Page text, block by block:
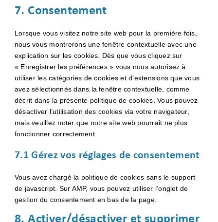
7. Consentement
Lorsque vous visitez notre site web pour la première fois,
nous vous montrerons une fenêtre contextuelle avec une
explication sur les cookies. Dès que vous cliquez sur
« Enregistrer les préférences » vous nous autorisez à
utiliser les catégories de cookies et d’extensions que vous
avez sélectionnés dans la fenêtre contextuelle, comme
décrit dans la présente politique de cookies. Vous pouvez
désactiver l’utilisation des cookies via votre navigateur,
mais veuillez noter que notre site web pourrait ne plus
fonctionner correctement.
7.1 Gérez vos réglages de consentement
Vous avez chargé la politique de cookies sans le support
de javascript. Sur AMP, vous pouvez utiliser l’onglet de
gestion du consentement en bas de la page.
8. Activer/désactiver et supprimer